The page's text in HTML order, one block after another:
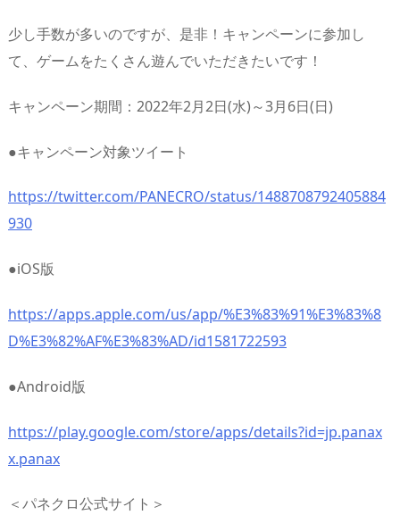
少し手数が多いのですが、是非！キャンペーンに参加し
て、ゲームをたくさん遊んでいただきたいです！
キャンペーン期間：2022年2月2日(水)～3月6日(日)
●キャンペーン対象ツイート
https://twitter.com/PANECRO/status/1488708792405884
930
●iOS版
https://apps.apple.com/us/app/%E3%83%91%E3%83%8
D%E3%82%AF%E3%83%AD/id1581722593
●Android版
https://play.google.com/store/apps/details?id=jp.panax
x.panax
＜パネクロ公式サイト＞